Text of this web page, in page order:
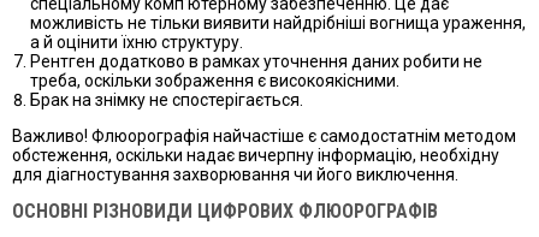
можливість не тільки виявити найдрібніші вогнища ураження,
а й оцінити їхню структуру.
Рентген додатково в рамках уточнення даних робити не
треба, оскільки зображення є високоякісними.
Брак на знімку не спостерігається.
Важливо! Флюорографія найчастіше є самодостатнім методом
обстеження, оскільки надає вичерпну інформацію, необхідну
для діагностування захворювання чи його виключення.
ОСНОВНІ РІЗНОВИДИ ЦИФРОВИХ ФЛЮОРОГРАФІВ